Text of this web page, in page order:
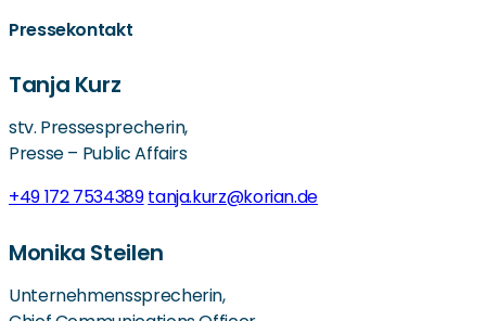
Pressekontakt
Tanja Kurz
stv. Pressesprecherin,
Presse – Public Affairs
+49 172 7534389tanja.kurz@korian.de
Monika Steilen
Unternehmenssprecherin,